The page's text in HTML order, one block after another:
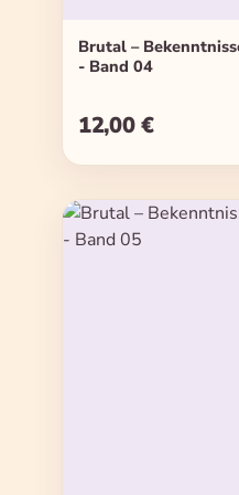
Brutal –
- Band 04
Regulärer Preis:
12,00 €